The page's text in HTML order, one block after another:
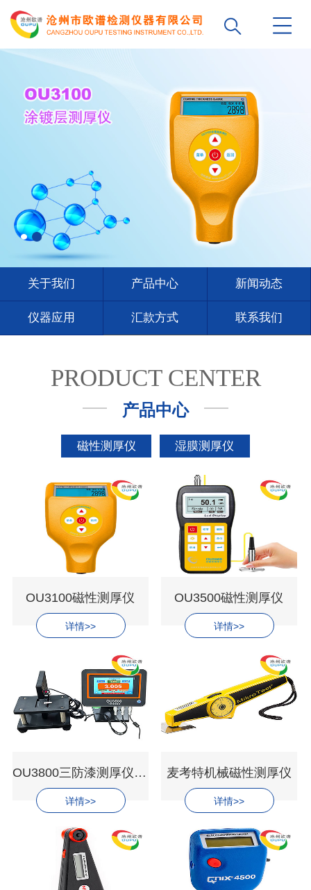
关于我们 产品中心 新闻动态
仪器应用 汇款方式 联系我们
PRODUCT CENTER
产品中心
磁性测厚仪 湿膜测厚仪
OU3100磁性测厚仪
详情>>
OU3500磁性测厚仪
详情>>
OU3800三防漆测厚仪PCB电路板漆膜仪
详情>>
麦考特机械磁性测厚仪
详情>>